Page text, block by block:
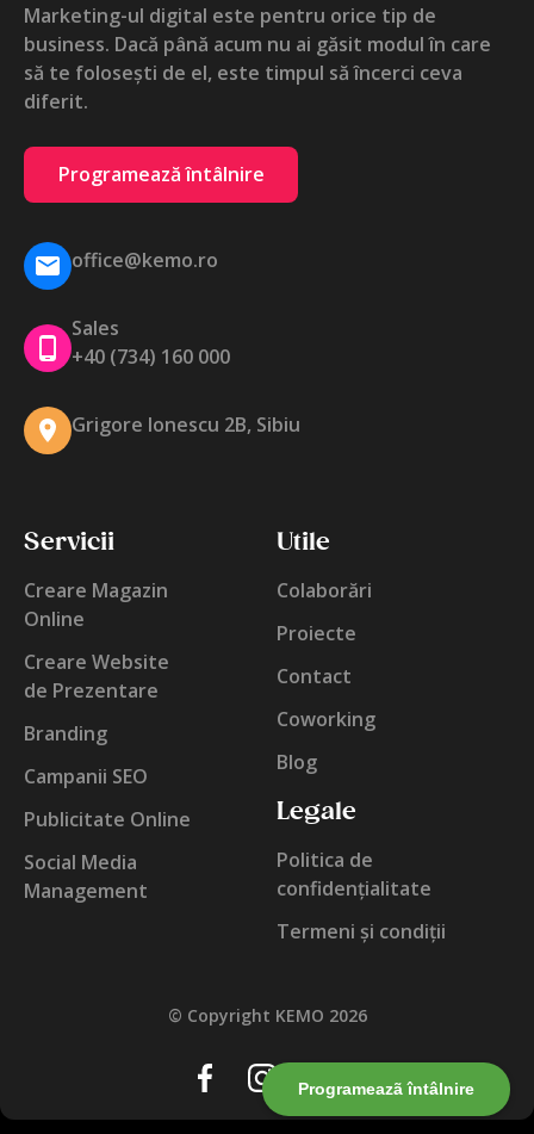
Programeazã întâlnire
Marketing-ul digital este pentru orice tip de
business. Dacă până acum nu ai găsit modul în care
să te folosești de el, este timpul să încerci ceva
diferit.
Programează întâlnire
office@kemo.ro
Sales
+40 (734) 160 000
Grigore Ionescu 2B, Sibiu
Servicii
Creare Magazin
Online
Creare Website
de Prezentare
Branding
Campanii SEO
Publicitate Online
Social Media
Management
Utile
Colaborări
Proiecte
Contact
Coworking
Blog
Legale
Politica de
confidențialitate
Termeni și condiții
© Copyright KEMO 2026